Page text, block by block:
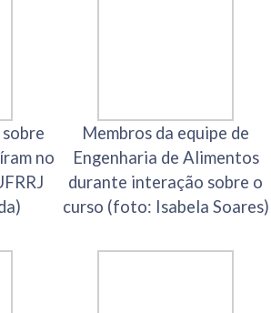
no
Membros da equipe de
Engenharia de Alimentos
durante interação sobre o
curso (foto: Isabela Soares)